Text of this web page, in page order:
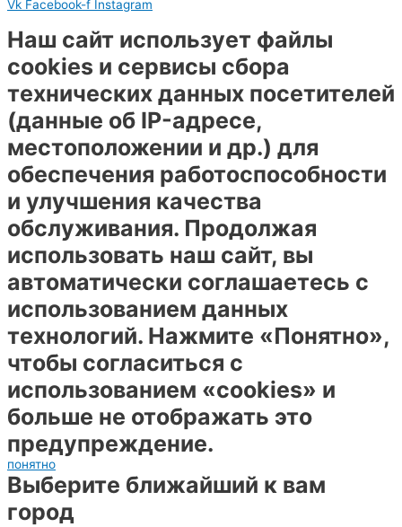
Vk Facebook-f Instagram
Наш сайт использует файлы
cookies и сервисы сбора
технических данных посетителей
(данные об IP-адресе,
местоположении и др.) для
обеспечения работоспособности
и улучшения качества
обслуживания. Продолжая
использовать наш сайт, вы
автоматически соглашаетесь с
использованием данных
технологий. Нажмите «Понятно»,
чтобы согласиться с
использованием «cookies» и
больше не отображать это
предупреждение.
понятно
Выберите ближайший к вам
город